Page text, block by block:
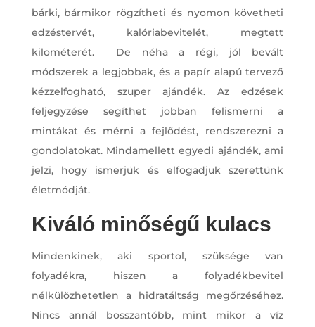
bárki, bármikor rögzítheti és nyomon követheti
edzéstervét, kalóriabevitelét, megtett
kilométerét. De néha a régi, jól bevált
módszerek a legjobbak, és a papír alapú tervező
kézzelfogható, szuper ajándék. Az edzések
feljegyzése segíthet jobban felismerni a
mintákat és mérni a fejlődést, rendszerezni a
gondolatokat. Mindamellett egyedi ajándék, ami
jelzi, hogy ismerjük és elfogadjuk szerettünk
életmódját.
Kiváló minőségű kulacs
Mindenkinek, aki sportol, szüksége van
folyadékra, hiszen a folyadékbevitel
nélkülözhetetlen a hidratáltság megőrzéséhez.
Nincs annál bosszantóbb, mint mikor a víz